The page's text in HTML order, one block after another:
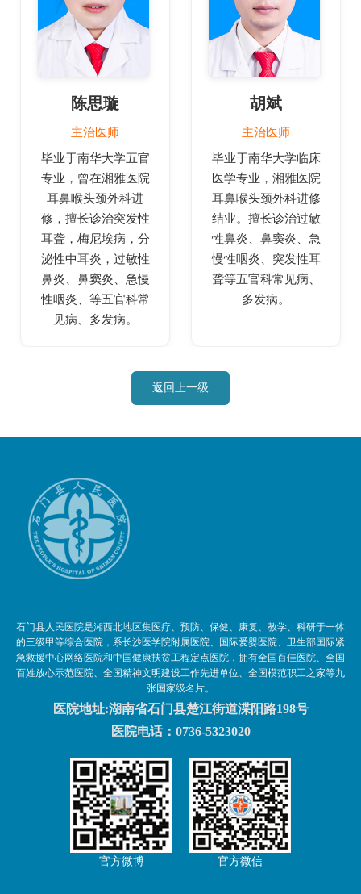
陈思璇
主治医师
毕业于南华大学五官
专业，曾在湘雅医院
耳鼻喉头颈外科进
修，擅长诊治突发性
耳聋，梅尼埃病，分
泌性中耳炎，过敏性
鼻炎、鼻窦炎、急慢
性咽炎、等五官科常
见病、多发病。
胡斌
主治医师
毕业于南华大学临床
医学专业，湘雅医院
耳鼻喉头颈外科进修
结业。擅长诊治过敏
性鼻炎、鼻窦炎、急
慢性咽炎、突发性耳
聋等五官科常见病、
多发病。
返回上一级
石门县人民医院是湘西北地区集医疗、预防、保健、康复、教学、科研于一体
的三级甲等综合医院，系长沙医学院附属医院、国际爱婴医院、卫生部国际紧
急救援中心网络医院和中国健康扶贫工程定点医院，拥有全国百佳医院、全国
百姓放心示范医院、全国精神文明建设工作先进单位、全国模范职工之家等九
张国家级名片。
医院地址:湖南省石门县楚江街道渫阳路198号
医院电话：0736-5323020
官方微博 官方微信